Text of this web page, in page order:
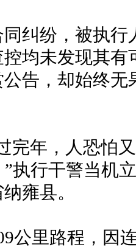
纷，被执行
均未发现其
告，却始终
年，人恐怕又
”执行干警当机
雍县。
里路程，因连